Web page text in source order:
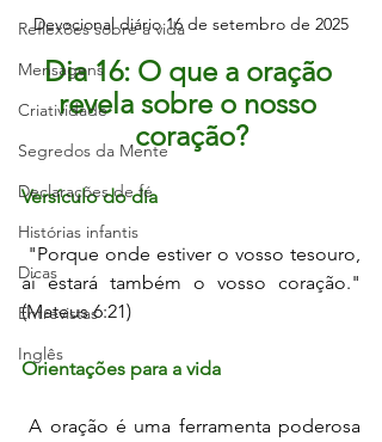
Reflexões sobre a vida
Mensagens
Criatividade
Segredos da Mente
Declarações de fé
Histórias infantis
Dicas
Entrevistas
Inglês
Devocional diário 16 de setembro de 2025
Dia 16: O que a oração
revela sobre o nosso
coração?
Versículo do dia
"Porque onde estiver o vosso tesouro,
aí estará também o vosso coração."
(Mateus 6:21)
Orientações para a vida
A oração é uma ferramenta poderosa